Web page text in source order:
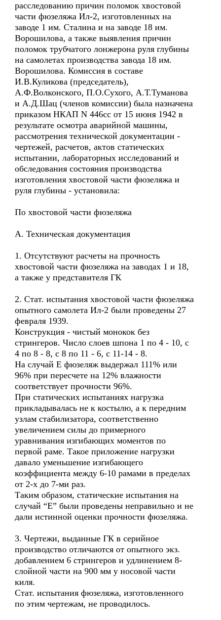
расследованию причин поломок хвостовой
части фюзеляжа Ил-2, изготовленных на
заводе 1 им. Сталина и на заводе 18 им.
Ворошилова, а также выявления причин
поломок трубчатого лонжерона руля глубины
на самолетах производства завода 18 им.
Ворошилова. Комиссия в составе
И.В.Куликова (председатель),
А.Ф.Волконского, П.О.Сухого, А.Т.Туманова
и А.Д.Шац (членов комиссии) была назначена
приказом НКАП N 446сс от 15 июня 1942 в
результате осмотра аварийной машины,
рассмотрения технической документации -
чертежей, расчетов, актов статических
испытании, лабораторных исследований и
обследования состояния производства
изготовления хвостовой части фюзеляжа и
руля глубины - установила:
По хвостовой части фюзеляжа
А. Техническая документация
1. Отсутствуют расчеты на прочность
хвостовой части фюзеляжа на заводах 1 и 18,
а также у представителя ГК
2. Стат. испытания хвостовой части фюзеляжа
опытного самолета Ил-2 были проведены 27
февраля 1939.
Конструкция - чистый монокок без
стрингеров. Число слоев шпона 1 по 4 - 10, с
4 по 8 - 8, с 8 по 11 - 6, с 11-14 - 8.
На случай Е фюзеляж выдержал 111% или
96% при пересчете на 12% влажности
соответствует прочности 96%.
При статических испытаниях нагрузка
прикладывалась не к костылю, а к передним
узлам стабилизатора, соответственно
увеличением силы до примерного
уравнивания изгибающих моментов по
первой раме. Такое приложение нагрузки
давало уменьшение изгибающего
коэффициента между 6-10 рамами в пределах
от 2-х до 7-ми раз.
Таким образом, статические испытания на
случай “Е” были проведены неправильно и не
дали истинной оценки прочности фюзеляжа.
3. Чертежи, выданные ГК в серийное
производство отличаются от опытного экз.
добавлением 6 стрингеров и удлинением 8-
слойной части на 900 мм у носовой части
киля.
Стат. испытания фюзеляжа, изготовленного
по этим чертежам, не проводилось.